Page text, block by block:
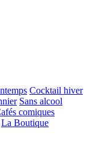
Cocktail hiver
Sans alcool
comiques
La Boutique